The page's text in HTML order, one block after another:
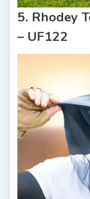
5. Rhodey
– UF122